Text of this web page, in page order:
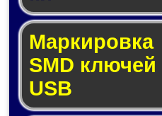
Маркировка
SMD клю­чей
USB